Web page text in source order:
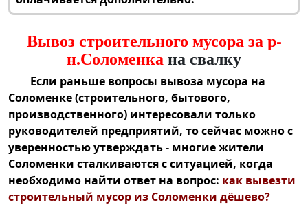
Вывоз строительного мусора за р-
н.Соломенкана свалку
Если раньше вопросы вывоза мусора на
Соломенке (строительного, бытового,
производственного) интересовали только
руководителей предприятий, то сейчас можно с
уверенностью утверждать - многие жители
Соломенки сталкиваются с ситуацией, когда
необходимо найти ответ на вопрос: как вывезти
строительный мусор из Соломенки дёшево?